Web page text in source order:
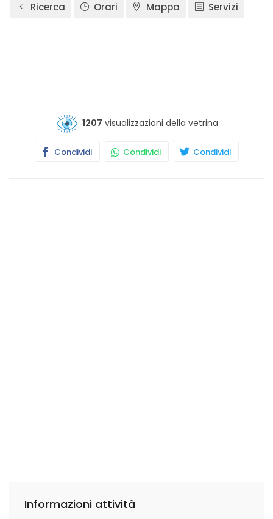
Ricerca Orari Mappa Servizi
1207 visualizzazioni della vetrina
Condividi Condividi Condividi
Informazioni attività